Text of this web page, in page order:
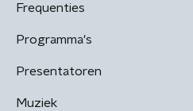
Frequenties
Programma's
Presentatoren
Muziek